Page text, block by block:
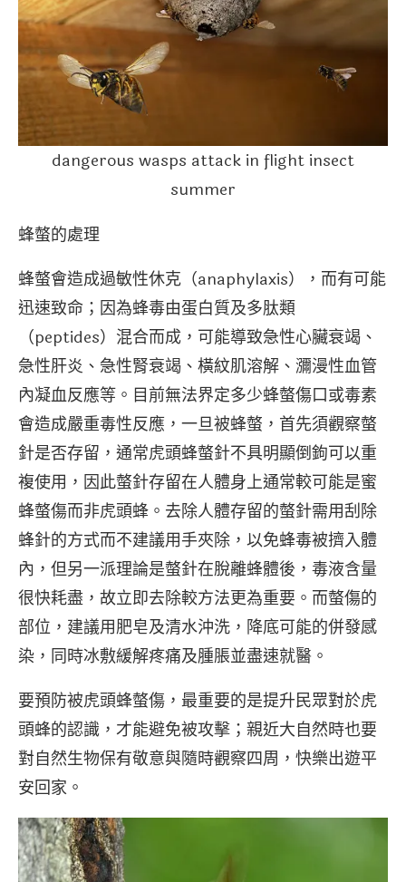
dangerous wasps attack in flight insect
summer
蜂螫的處理
蜂螫會造成過敏性休克（anaphylaxis），而有可能
迅速致命；因為蜂毒由蛋白質及多肽類
（peptides）混合而成，可能導致急性心臟衰竭、
急性肝炎、急性腎衰竭、橫紋肌溶解、瀰漫性血管
內凝血反應等。目前無法界定多少蜂螫傷口或毒素
會造成嚴重毒性反應，一旦被蜂螫，首先須觀察螫
針是否存留，通常虎頭蜂螫針不具明顯倒鉤可以重
複使用，因此螫針存留在人體身上通常較可能是蜜
蜂螫傷而非虎頭蜂。去除人體存留的螫針需用刮除
蜂針的方式而不建議用手夾除，以免蜂毒被擠入體
內，但另一派理論是螫針在脫離蜂體後，毒液含量
很快耗盡，故立即去除較方法更為重要。而螫傷的
部位，建議用肥皂及清水沖洗，降底可能的併發感
染，同時冰敷緩解疼痛及腫脹並盡速就醫。
要預防被虎頭蜂螫傷，最重要的是提升民眾對於虎
頭蜂的認識，才能避免被攻擊；親近大自然時也要
對自然生物保有敬意與隨時觀察四周，快樂出遊平
安回家。